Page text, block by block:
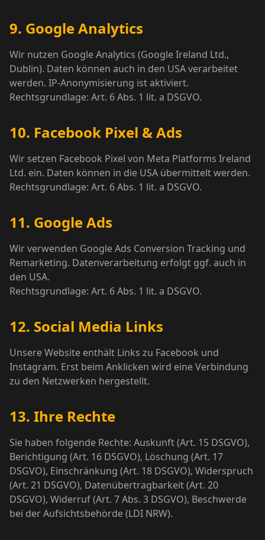
9. Google Analytics
Wir nutzen Google Analytics (Google Ireland Ltd.,
Dublin). Daten können auch in den USA verarbeitet
werden. IP-Anonymisierung ist aktiviert.
Rechtsgrundlage: Art. 6 Abs. 1 lit. a DSGVO.
10. Facebook Pixel & Ads
Wir setzen Facebook Pixel von Meta Platforms Ireland
Ltd. ein. Daten können in die USA übermittelt werden.
Rechtsgrundlage: Art. 6 Abs. 1 lit. a DSGVO.
11. Google Ads
Wir verwenden Google Ads Conversion Tracking und
Remarketing. Datenverarbeitung erfolgt ggf. auch in
den USA.
Rechtsgrundlage: Art. 6 Abs. 1 lit. a DSGVO.
12. Social Media Links
Unsere Website enthält Links zu Facebook und
Instagram. Erst beim Anklicken wird eine Verbindung
zu den Netzwerken hergestellt.
13. Ihre Rechte
Sie haben folgende Rechte: Auskunft (Art. 15 DSGVO),
Berichtigung (Art. 16 DSGVO), Löschung (Art. 17
DSGVO), Einschränkung (Art. 18 DSGVO), Widerspruch
(Art. 21 DSGVO), Datenübertragbarkeit (Art. 20
DSGVO), Widerruf (Art. 7 Abs. 3 DSGVO), Beschwerde
bei der Aufsichtsbehörde (LDI NRW).